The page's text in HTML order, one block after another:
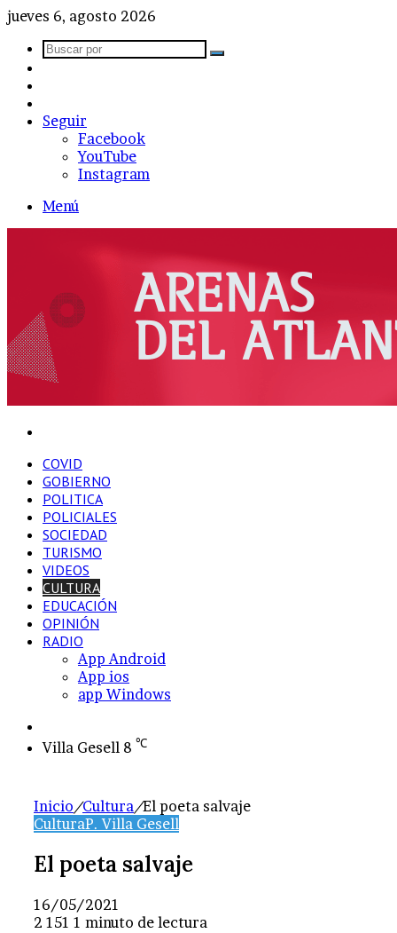
jueves 6, agosto 2026
Buscar
azar
Seguir
Facebook
YouTube
Instagram
Menú
COVID
GOBIERNO
POLITICA
POLICIALES
SOCIEDAD
TURISMO
VIDEOS
CULTURA
EDUCACIÓN
OPINIÓN
RADIO
App Android
App ios
app Windows
skin
Villa Gesell 8 ℃
Inicio/Cultura/El poeta salvaje
CulturaP. Villa Gesell
El poeta salvaje
16/05/2021
2 151 1 minuto de lectura